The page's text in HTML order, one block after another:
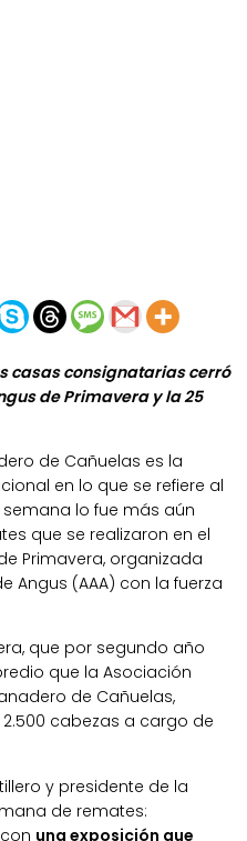
casas consignatarias cerró
de Primavera y la 25
de Cañuelas es la
en lo que se refiere al
lo fue más aún
que se realizaron en el
Primavera, organizada
Angus (AAA) con la fuerza
que por segundo año
que la Asociación
de Cañuelas,
cabezas a cargo de
y presidente de la
de remates:
una exposición que